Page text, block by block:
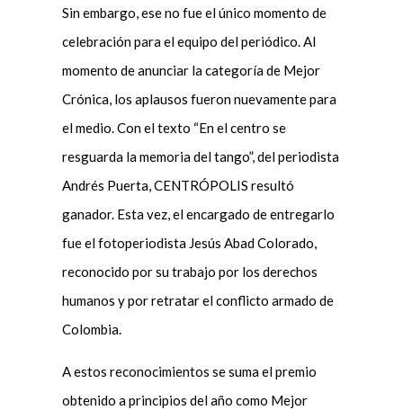
Sin embargo, ese no fue el único momento de
celebración para el equipo del periódico. Al
momento de anunciar la categoría de Mejor
Crónica, los aplausos fueron nuevamente para
el medio. Con el texto “En el centro se
resguarda la memoria del tango”, del periodista
Andrés Puerta, CENTRÓPOLIS resultó
ganador. Esta vez, el encargado de entregarlo
fue el fotoperiodista Jesús Abad Colorado,
reconocido por su trabajo por los derechos
humanos y por retratar el conflicto armado de
Colombia.
A estos reconocimientos se suma el premio
obtenido a principios del año como Mejor